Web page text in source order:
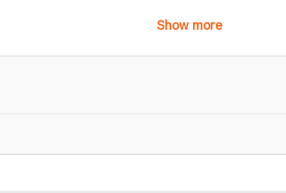
Show more